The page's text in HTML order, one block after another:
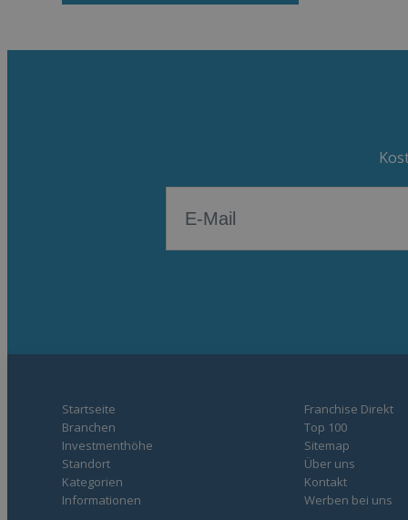
Startseite
Branchen
Investmenthöhe
Standort
Kategorien
Informationen
Franchise Direkt
Top 100
Sitemap
Über uns
Kontakt
Werben bei uns